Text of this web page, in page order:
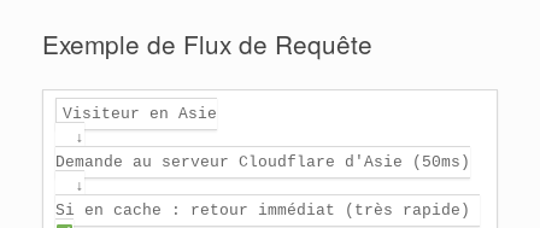
Exemple de Flux de Requête
Visiteur en Asie
  ↓
Demande au serveur Cloudflare d'Asie (50ms)
  ↓
Si en cache : retour immédiat (très rapide)